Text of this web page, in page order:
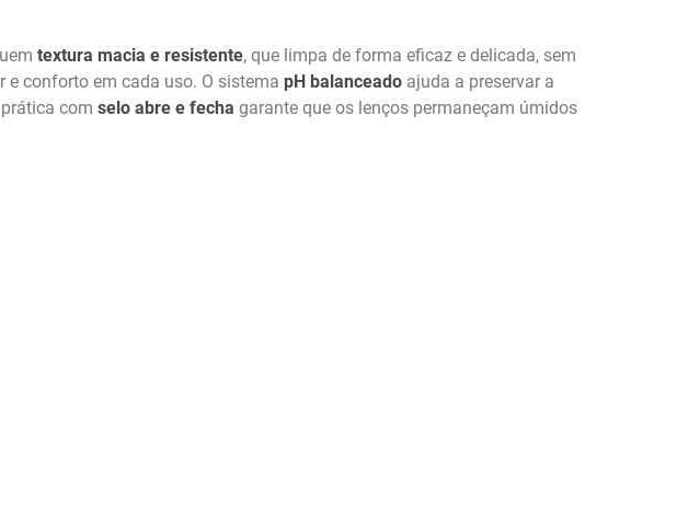
textura macia e resistente, que limpa de forma eficaz e delicada, sem
e conforto em cada uso. O sistema pH balanceado ajuda a preservar a
com selo abre e fecha garante que os lenços permaneçam úmidos